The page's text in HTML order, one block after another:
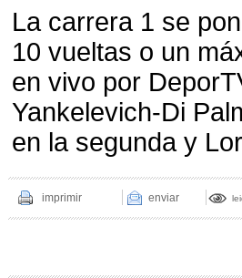
La carrera 1 se
10 vueltas o un
en vivo por
Yankelevich-Di
en la segunda y
imprimir enviar